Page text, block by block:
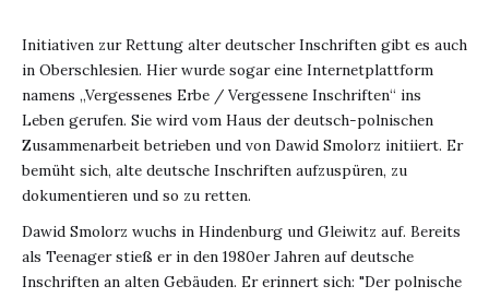
Initiativen zur Rettung alter deutscher Inschriften gibt es auch
in Oberschlesien. Hier wurde sogar eine Internetplattform
namens „Vergessenes Erbe / Vergessene Inschriften“ ins
Leben gerufen. Sie wird vom Haus der deutsch-polnischen
Zusammenarbeit betrieben und von Dawid Smolorz initiiert. Er
bemüht sich, alte deutsche Inschriften aufzuspüren, zu
dokumentieren und so zu retten.
Dawid Smolorz wuchs in Hindenburg und Gleiwitz auf. Bereits
als Teenager stieß er in den 1980er Jahren auf deutsche
Inschriften an alten Gebäuden. Er erinnert sich: "Der polnische